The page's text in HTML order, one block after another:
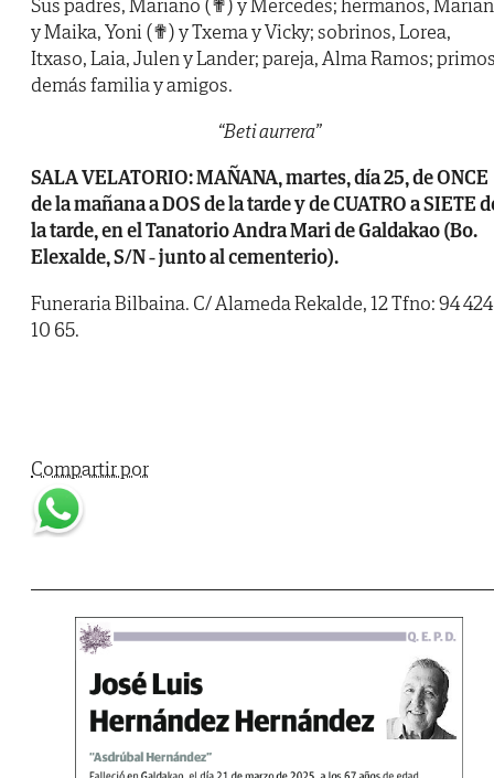
y Maika, Yoni (✟) y Txema y Vicky; sobrinos, Lorea,
Itxaso, Laia, Julen y Lander; pareja, Alma Ramos;
demás familia y amigos.
“Beti aurrera”
SALA VELATORIO: MAÑANA, martes, día 25, de ONCE
de la mañana a DOS de la tarde y de CUATRO a SIETE
la tarde, en el Tanatorio Andra Mari de Galdakao (Bo.
Elexalde, S/N - junto al cementerio).
Funeraria Bilbaina. C/ Alameda Rekalde, 12 Tfno: 94 424
10 65.
Compartir por